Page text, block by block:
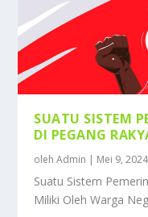
SUATU SISTEM
DI PEGANG
olehAdmin | Mei 9, 2024
Suatu Sistem
Miliki Oleh Warga